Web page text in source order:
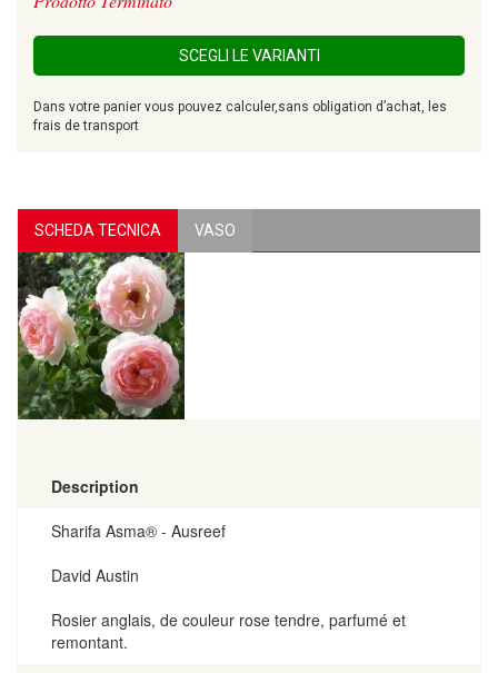
SCEGLI LE VARIANTI
Dans votre panier vous pouvez calculer,sans obligation d’achat, les
frais de transport
SCHEDA TECNICA VASO
Description
Sharifa Asma® - Ausreef
David Austin
Rosier anglais, de couleur rose tendre, parfumé et
remontant.